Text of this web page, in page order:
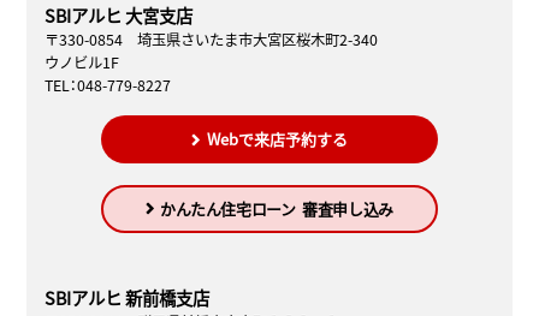
SBIアルヒ 大宮支店
〒330-0854 埼玉県さいたま市大宮区桜木町2-340
ウノビル1F
TEL：048-779-8227
Webで来店予約する
かんたん住宅ローン 審査申し込み
SBIアルヒ 新前橋支店